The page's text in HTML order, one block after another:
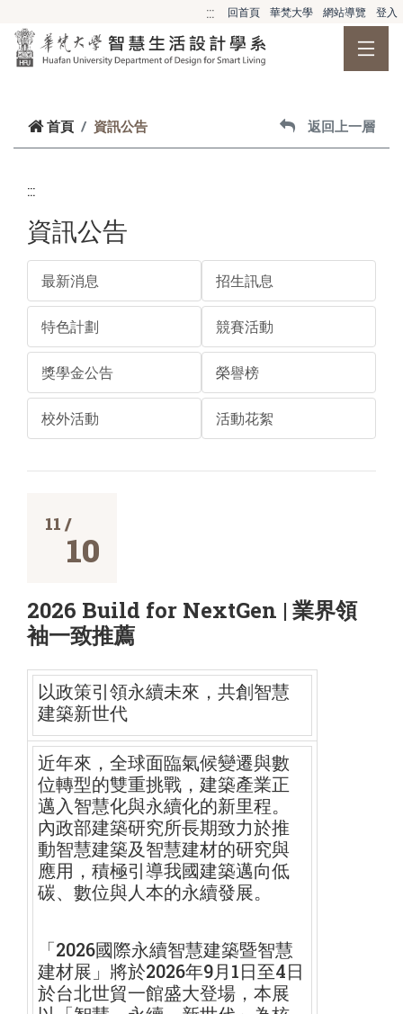
::: 回首頁 華梵大學 網站導覽 登入
首頁 資訊公告 返回上一層
:::
資訊公告
最新消息 招生訊息
特色計劃 競賽活動
獎學金公告 榮譽榜
校外活動 活動花絮
11 /
10
2026 Build for NextGen | 業界領
袖一致推薦
以政策引領永續未來，共創智慧
建築新世代
近年來，全球面臨氣候變遷與數
位轉型的雙重挑戰， 建築產業正
邁入智慧化與永續化的新里程。
內政部建築研究所長期致力於推
動智慧建築及智慧建材的研究與
應用 ，積極引導我國建築邁向低
碳、數位與人本的永續發展。
「2026國際永續智慧建築暨智慧
建材展」 將於2026年9月1日至4日
於台北世貿一館盛大登場，本展